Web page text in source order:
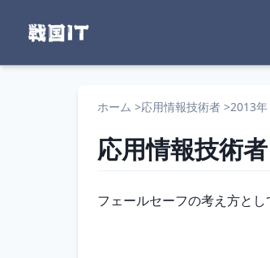
ホーム >応用情報技術者 >2013年
応用情報技術者
問題文
フェールセーフの考え方とし